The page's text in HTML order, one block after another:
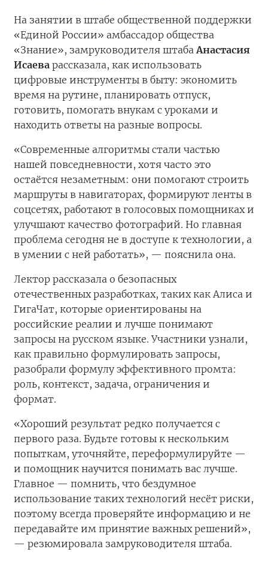
На занятии в штабе общественной поддержки
«Единой России» амбассадор общества
«Знание», замруководителя штабаАнастасия
Исаева рассказала, как использовать
цифровые инструменты в быту: экономить
время на рутине, планировать отпуск,
готовить, помогать внукам с уроками и
находить ответы на разные вопросы.
«Современные алгоритмы стали частью
нашей повседневности, хотя часто это
остаётся незаметным: они помогают строить
маршруты в навигаторах, формируют ленты в
соцсетях, работают в голосовых помощниках и
улучшают качество фотографий. Но главная
проблема сегодня не в доступе к технологии, а
в умении с ней работать», — пояснила она.
Лектор рассказала о безопасных
отечественных разработках, таких как Алиса и
ГигаЧат, которые ориентированы на
российские реалии и лучше понимают
запросы на русском языке. Участники узнали,
как правильно формулировать запросы,
разобрали формулу эффективного промта:
роль, контекст, задача, ограничения и
формат.
«Хороший результат редко получается с
первого раза. Будьте готовы к нескольким
попыткам, уточняйте, переформулируйте —
и помощник научится понимать вас лучше.
Главное — помнить, что бездумное
использование таких технологий несёт риски,
поэтому всегда проверяйте информацию и не
передавайте им принятие важных решений»,
— резюмировала замруководителя штаба.